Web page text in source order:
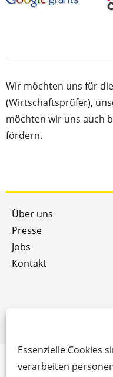
Essenzielle Cookies
verarbeiten
Wir möchten uns für
(Wirtschaftsprüfer),
möchten wir uns auch
fördern.
Über uns
Presse
Jobs
Kontakt